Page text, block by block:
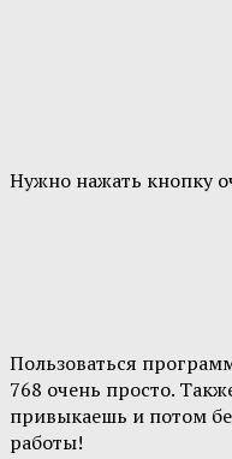
Нужно нажать кнопку
Пользоваться
768 очень просто.
привыкаешь и потом
работы!